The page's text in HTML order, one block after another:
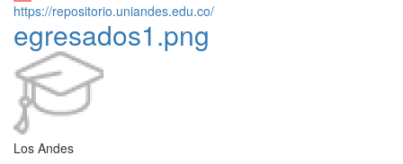
https://repositorio.uniandes.edu.co/
egresados1.png
Los Andes